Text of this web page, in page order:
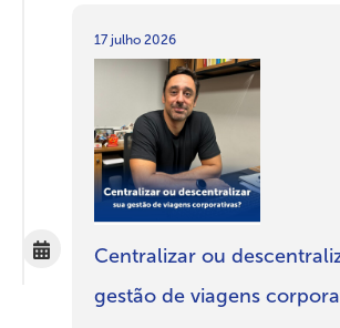
17 julho 2026
Centralizar ou
gestão de viagens